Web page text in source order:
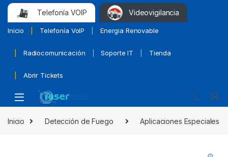
Telefonía VOIP Videovigilancia
Inicio Telefonía VoIP Energia Renovable
Radiocomunicación Soporte IT Tienda
Abrir Tickets
Inicio Detección de Fuego Aplicaciones Especiales